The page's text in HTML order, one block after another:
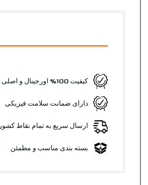
کیفیت 100% اورجینال و اصلی
دارای ضمانت سلامت فیزیکی
ارسال سریع به تمام نقاط کشور
بسته بندی مناسب و مطمئن